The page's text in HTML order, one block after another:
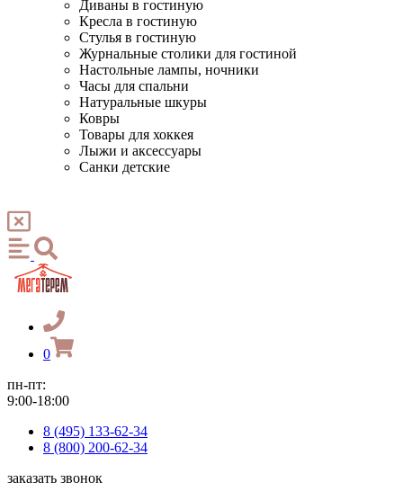
Диваны в гостиную
Кресла в гостиную
Стулья в гостиную
Журнальные столики для гостиной
Настольные лампы, ночники
Часы для спальни
Натуральные шкуры
Ковры
Товары для хоккея
Лыжи и аксессуары
Санки детские
0
пн-пт:
9:00-18:00
8 (495) 133-62-34
8 (800) 200-62-34
заказать звонок